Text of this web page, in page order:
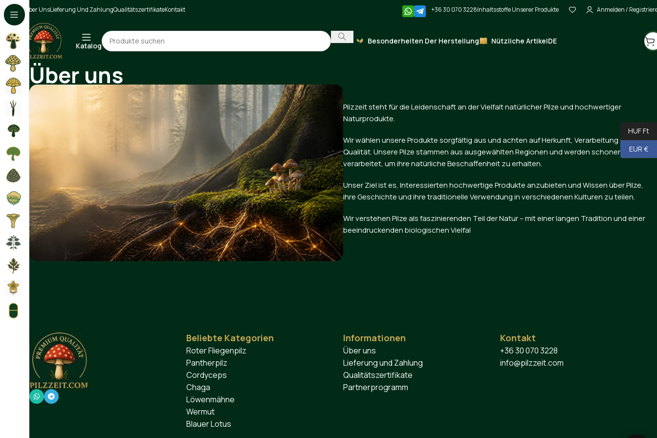
Über UnsLieferung Und ZahlungQualitätszertifikateKontakt +36 30 070 3228Inhaltsstoffe Unserer Produkte Anmelden /
Katalog
Besonderheiten Der Herstellung Nützliche ArtikelDE
Über uns
Home
Pilzzeit steht für die Leidenschaft an der Vielfalt natürlicher Pilze und hochwertiger
Naturprodukte.
Wir wählen unsere Produkte sorgfältig aus und achten auf Herkunft, Verarbeitung und
Qualität. Unsere Pilze stammen aus ausgewählten Regionen und werden schonend
verarbeitet, um ihre natürliche Beschaffenheit zu erhalten.
Unser Ziel ist es, Interessierten hochwertige Produkte anzubieten und Wissen über Pilze,
ihre Geschichte und ihre traditionelle Verwendung in verschiedenen Kulturen zu teilen.
Wir verstehen Pilze als faszinierenden Teil der Natur – mit einer langen Tradition und einer
beeindruckenden biologischen Vielfal
Beliebte Kategorien
Roter Fliegenpilz
Pantherpilz
Cordyceps
Chaga
Löwenmähne
Wermut
Blauer Lotus
Informationen
Über uns
Lieferung und Zahlung
Qualitätszertifikate
Partnerprogramm
Kontakt
+36 30 070 3228
info@pilzzeit.com
HUF Ft
EUR €